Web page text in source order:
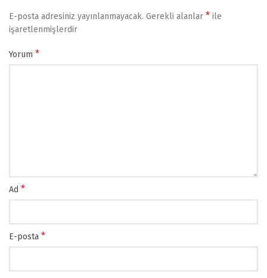
E-posta adresiniz yayınlanmayacak. Gerekli alanlar * ile
işaretlenmişlerdir
Yorum *
Ad *
E-posta *